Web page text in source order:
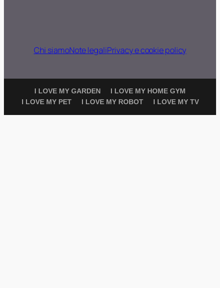
Chi siamoNote legaliPrivacy e cookie policy
I LOVE MY GARDEN
I LOVE MY HOME GYM
I LOVE MY PET
I LOVE MY ROBOT I LOVE MY TV